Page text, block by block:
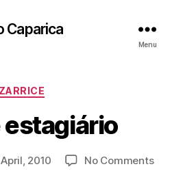
Caparica
Menu
Categories
estagiário
2010 No Commentson